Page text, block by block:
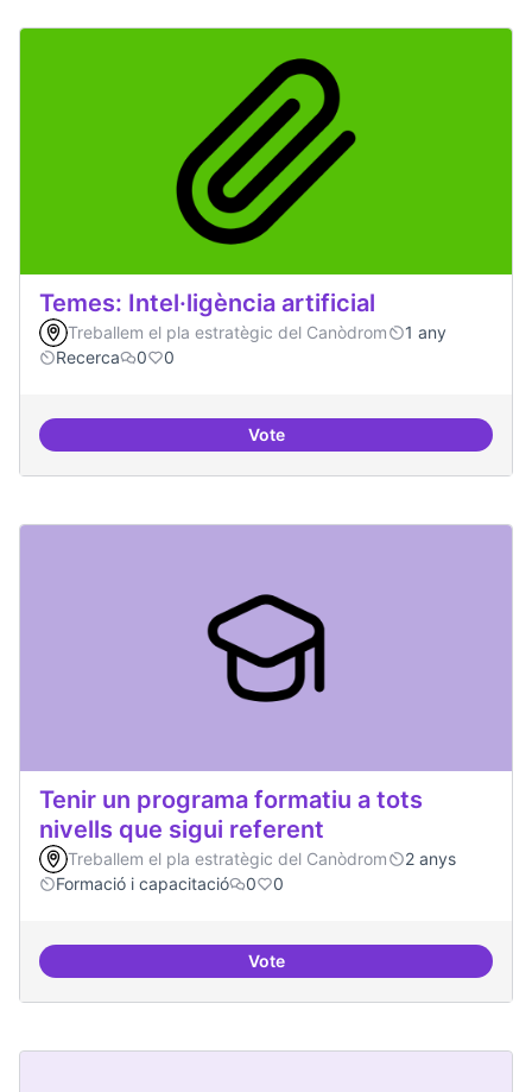
Temes: Intel·ligència artificial
Treballem el pla estratègic del Canòdrom
1 any
Recerca
0 0
VoteTemes: Intel·ligència artificial
Tenir un programa formatiu a tots
nivells que sigui referent
Treballem el pla estratègic del Canòdrom
2 anys
Formació i capacitació
0 0
VoteTenir un programa formatiu a